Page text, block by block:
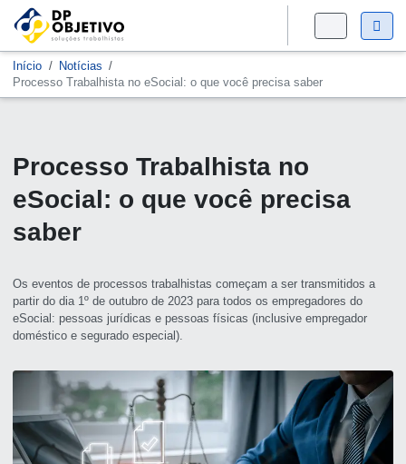
Início
Notícias
Processo Trabalhista no eSocial: o que você precisa saber
Processo Trabalhista no
eSocial: o que você precisa
saber
Os eventos de processos trabalhistas começam a ser transmitidos a
partir do dia 1º de outubro de 2023 para todos os empregadores do
eSocial: pessoas jurídicas e pessoas físicas (inclusive empregador
doméstico e segurado especial).